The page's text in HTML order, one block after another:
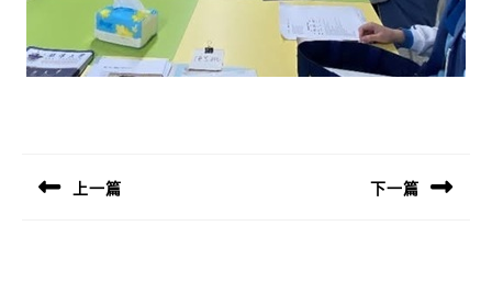
導
上一篇 下一篇